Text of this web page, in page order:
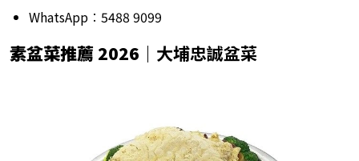
WhatsApp︰5488 9099
素盆菜推薦 2026 ｜大埔忠誠盆菜